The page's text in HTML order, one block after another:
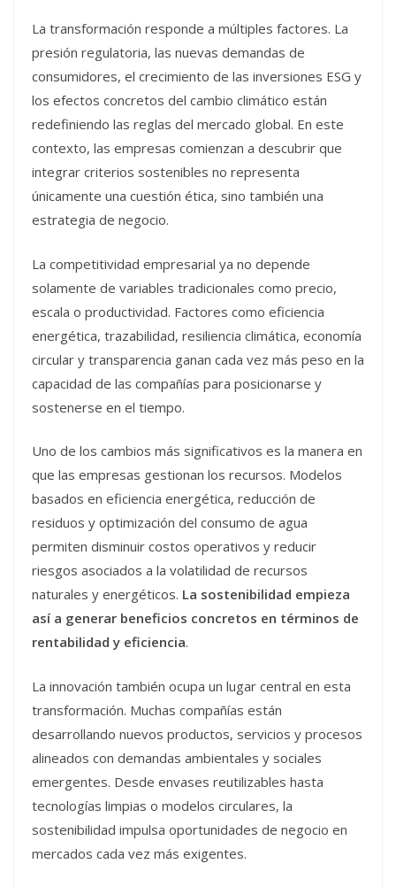
La transformación responde a múltiples factores. La
presión regulatoria, las nuevas demandas de
consumidores, el crecimiento de las inversiones ESG y
los efectos concretos del cambio climático están
redefiniendo las reglas del mercado global. En este
contexto, las empresas comienzan a descubrir que
integrar criterios sostenibles no representa
únicamente una cuestión ética, sino también una
estrategia de negocio.
La competitividad empresarial ya no depende
solamente de variables tradicionales como precio,
escala o productividad. Factores como eficiencia
energética, trazabilidad, resiliencia climática, economía
circular y transparencia ganan cada vez más peso en la
capacidad de las compañías para posicionarse y
sostenerse en el tiempo.
Uno de los cambios más significativos es la manera en
que las empresas gestionan los recursos. Modelos
basados en eficiencia energética, reducción de
residuos y optimización del consumo de agua
permiten disminuir costos operativos y reducir
riesgos asociados a la volatilidad de recursos
naturales y energéticos. La sostenibilidad empieza
así a generar beneficios concretos en términos de
rentabilidad y eficiencia.
La innovación también ocupa un lugar central en esta
transformación. Muchas compañías están
desarrollando nuevos productos, servicios y procesos
alineados con demandas ambientales y sociales
emergentes. Desde envases reutilizables hasta
tecnologías limpias o modelos circulares, la
sostenibilidad impulsa oportunidades de negocio en
mercados cada vez más exigentes.